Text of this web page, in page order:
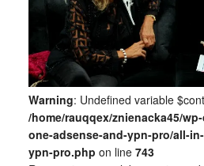
Warning: Undefined variable
/home/rauqqex/znienacka45/
one-adsense-and-ypn-pro/all-
ypn-pro.php on line 743